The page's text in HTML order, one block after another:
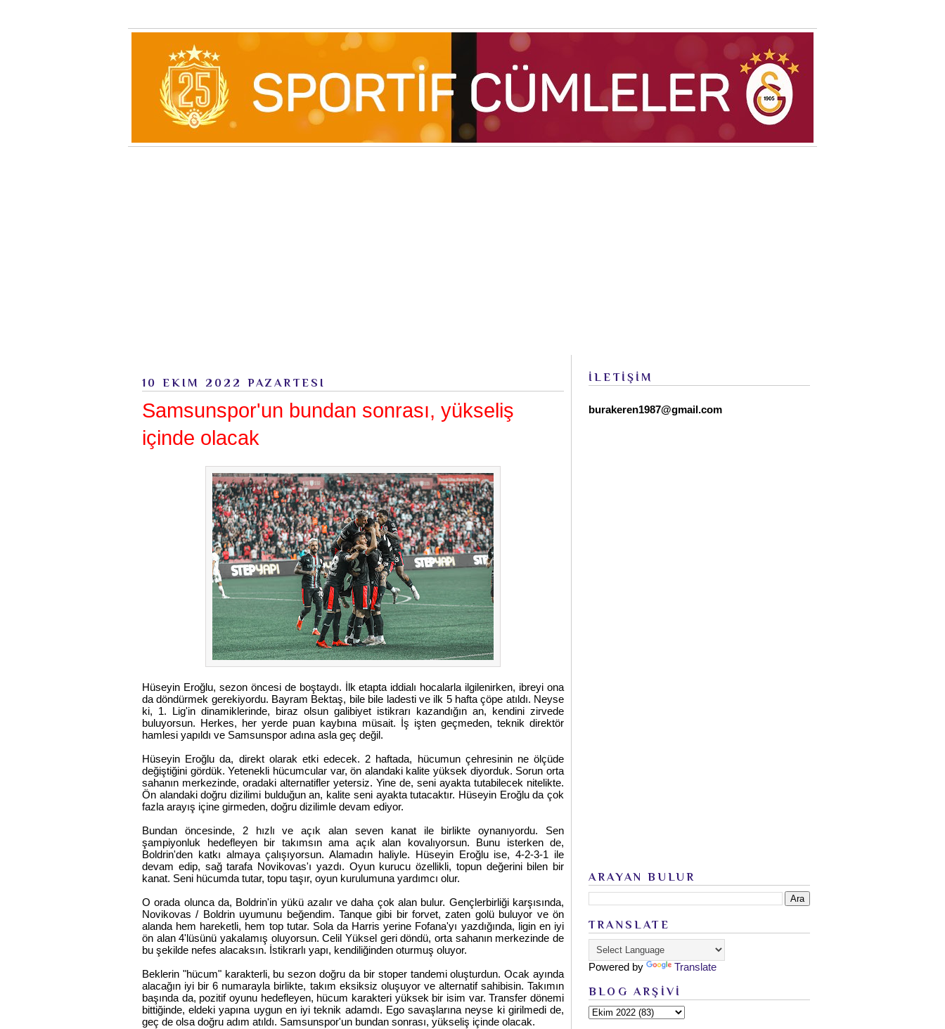
10 EKIM 2022 PAZARTESI
Samsunspor'un bundan sonrası, yükseliş
içinde olacak
Hüseyin Eroğlu, sezon öncesi de boştaydı. İlk etapta iddialı hocalarla ilgilenirken, ibreyi ona
da döndürmek gerekiyordu. Bayram Bektaş, bile bile ladesti ve ilk 5 hafta çöpe atıldı. Neyse
ki, 1. Lig'in dinamiklerinde, biraz olsun galibiyet istikrarı kazandığın an, kendini zirvede
buluyorsun. Herkes, her yerde puan kaybına müsait. İş işten geçmeden, teknik direktör
hamlesi yapıldı ve Samsunspor adına asla geç değil.
Hüseyin Eroğlu da, direkt olarak etki edecek. 2 haftada, hücumun çehresinin ne ölçüde
değiştiğini gördük. Yetenekli hücumcular var, ön alandaki kalite yüksek diyorduk. Sorun orta
sahanın merkezinde, oradaki alternatifler yetersiz. Yine de, seni ayakta tutabilecek nitelikte.
Ön alandaki doğru dizilimi bulduğun an, kalite seni ayakta tutacaktır. Hüseyin Eroğlu da çok
fazla arayış içine girmeden, doğru dizilimle devam ediyor.
Bundan öncesinde, 2 hızlı ve açık alan seven kanat ile birlikte oynanıyordu. Sen
şampiyonluk hedefleyen bir takımsın ama açık alan kovalıyorsun. Bunu isterken de,
Boldrin'den katkı almaya çalışıyorsun. Alamadın haliyle. Hüseyin Eroğlu ise, 4-2-3-1 ile
devam edip, sağ tarafa Novikovas'ı yazdı. Oyun kurucu özellikli, topun değerini bilen bir
kanat. Seni hücumda tutar, topu taşır, oyun kurulumuna yardımcı olur.
O orada olunca da, Boldrin'in yükü azalır ve daha çok alan bulur. Gençlerbirliği karşısında,
Novikovas / Boldrin uyumunu beğendim. Tanque gibi bir forvet, zaten golü buluyor ve ön
alanda hem hareketli, hem top tutar. Sola da Harris yerine Fofana'yı yazdığında, ligin en iyi
ön alan 4'lüsünü yakalamış oluyorsun. Celil Yüksel geri döndü, orta sahanın merkezinde de
bu şekilde nefes alacaksın. İstikrarlı yapı, kendiliğinden oturmuş oluyor.
Beklerin "hücum" karakterli, bu sezon doğru da bir stoper tandemi oluşturdun. Ocak ayında
alacağın iyi bir 6 numarayla birlikte, takım eksiksiz oluşuyor ve alternatif sahibisin. Takımın
başında da, pozitif oyunu hedefleyen, hücum karakteri yüksek bir isim var. Transfer dönemi
bittiğinde, eldeki yapına uygun en iyi teknik adamdı. Ego savaşlarına neyse ki girilmedi de,
geç de olsa doğru adım atıldı. Samsunspor'un bundan sonrası, yükseliş içinde olacak.
İLETİŞİM
burakeren1987@gmail.com
ARAYAN BULUR
TRANSLATE
Powered by Translate
BLOG ARŞİVİ